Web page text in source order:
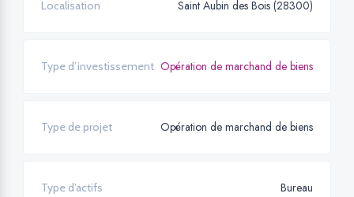
Localisation Saint Aubin des Bois (28300)
Type d’investissement Opération de marchand de biens
Type de projet Opération de marchand de biens
Type d’actifs Bureau